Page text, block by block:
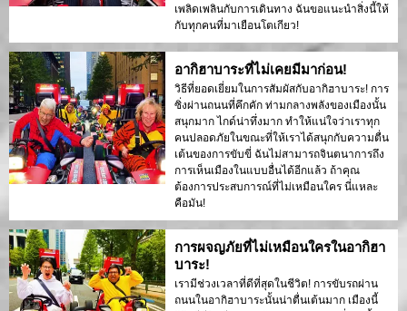
เพลิดเพลินกับการเดินทาง ฉันขอแนะนำสิ่งนี้ให้
กับทุกคนที่มาเยือนโตเกียว!
อากิฮาบาระที่ไม่เคยมีมาก่อน!
วิธีที่ยอดเยี่ยมในการสัมผัสกับอากิฮาบาระ! การ
ซิ่งผ่านถนนที่คึกคัก ท่ามกลางพลังของเมืองนั้น
สนุกมาก ไกด์น่าทึ่งมาก ทำให้แน่ใจว่าเราทุก
คนปลอดภัยในขณะที่ให้เราได้สนุกกับความตื่น
เต้นของการขับขี่ ฉันไม่สามารถจินตนาการถึง
การเห็นเมืองในแบบอื่นได้อีกแล้ว ถ้าคุณ
ต้องการประสบการณ์ที่ไม่เหมือนใคร นี่แหละ
คือมัน!
การผจญภัยที่ไม่เหมือนใครในอากิฮา
บาระ!
เรามีช่วงเวลาที่ดีที่สุดในชีวิต! การขับรถผ่าน
ถนนในอากิฮาบาระนั้นน่าตื่นเต้นมาก เมืองนี้